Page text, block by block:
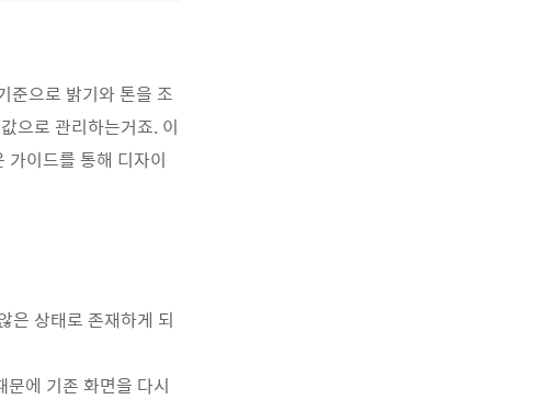
준으로 밝기와톤을 조
값으로 관리하는거죠. 이
가이드를 통해 디자이
은 상태로 존재하게 되
문에 기존 화면을 다시